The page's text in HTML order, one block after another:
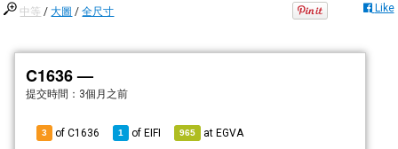
中等 /大圖 /全尺寸 Like
C1636 —
提交時間： 3個月之前
3 of C1636 1 ofEIFI 965 atEGVA